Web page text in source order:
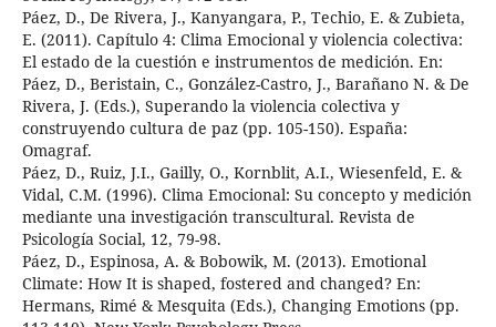
Páez, D., De Rivera, J., Kanyangara, P., Techio, E. & Zubieta,
E. (2011). Capítulo 4: Clima Emocional y violencia colectiva:
El estado de la cuestión e instrumentos de medición. En:
Páez, D., Beristain, C., González-Castro, J., Barañano N. & De
Rivera, J. (Eds.), Superando la violencia colectiva y
construyendo cultura de paz (pp. 105-150). España:
Omagraf.
Páez, D., Ruiz, J.I., Gailly, O., Kornblit, A.I., Wiesenfeld, E. &
Vidal, C.M. (1996). Clima Emocional: Su concepto y medición
mediante una investigación transcultural. Revista de
Psicología Social, 12, 79-98.
Páez, D., Espinosa, A. & Bobowik, M. (2013). Emotional
Climate: How It is shaped, fostered and changed? En:
Hermans, Rimé & Mesquita (Eds.), Changing Emotions (pp.